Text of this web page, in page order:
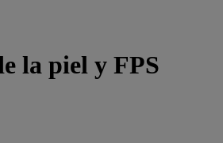
la piel y FPS